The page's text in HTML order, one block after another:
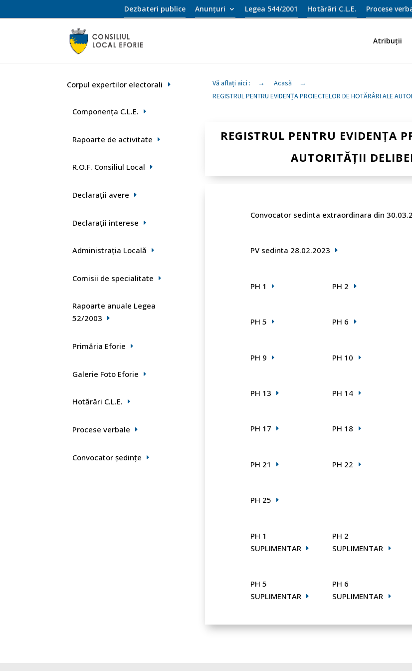
Dezbateri publice Anunțuri Legea 544/2001 Hotărâri C.L.E. Procese
Atribuții
Corpul expertilor electorali
Componența C.L.E.
Rapoarte de activitate
R.O.F. Consiliul Local
Declaraţii avere
Declarații interese
Administrația Locală
Comisii de specialitate
Rapoarte anuale Legea
52/2003
Primăria Eforie
Galerie Foto Eforie
Hotărâri C.L.E.
Procese verbale
Convocator ședințe
Vă aflați aici : → Acasă
→
REGISTRUL PENTRU EVIDENȚA PROIECTELOR DE HOTĂRÂRI ALE
REGISTRUL PENTRU EVIDENȚA
AUTORITĂȚII
Convocator sedinta extraordinara din
PV sedinta 28.02.2023
PH 1 PH 2
PH 5 PH 6
PH 9 PH 10
PH 13 PH 14
PH 17 PH 18
PH 21 PH 22
PH 25
PH 1
SUPLIMENTAR
PH 2
SUPLIMENTAR
PH 5
SUPLIMENTAR
PH 6
SUPLIMENTAR